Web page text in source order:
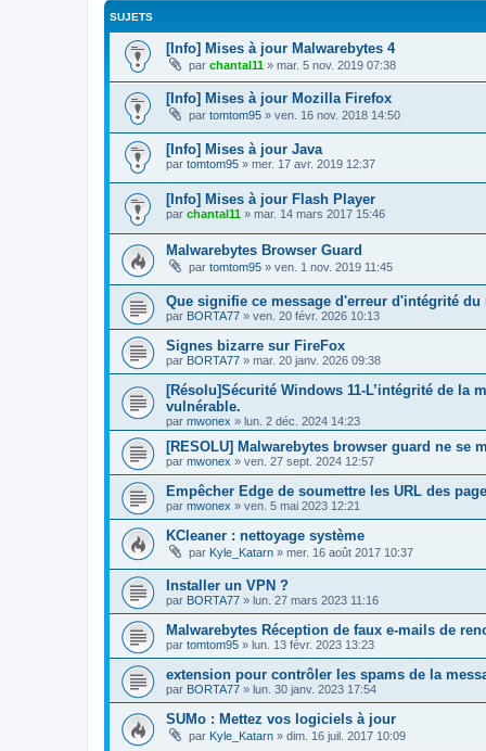
SUJETS
[Info] Mises à jour Malwarebytes 4
par chantal11 » mar. 5 nov. 2019 07:38
[Info] Mises à jour Mozilla Firefox
par tomtom95 » ven. 16 nov. 2018 14:50
[Info] Mises à jour Java
par tomtom95 » mer. 17 avr. 2019 12:37
[Info] Mises à jour Flash Player
par chantal11 » mar. 14 mars 2017 15:46
Malwarebytes Browser Guard
par tomtom95 » ven. 1 nov. 2019 11:45
Que signifie ce message d'erreur d'intégrité du
par BORTA77 » ven. 20 févr. 2026 10:13
Signes bizarre sur FireFox
par BORTA77 » mar. 20 janv. 2026 09:38
[Résolu]Sécurité Windows 11-L’intégrité de la
vulnérable.
par mwonex » lun. 2 déc. 2024 14:23
[RESOLU] Malwarebytes browser guard ne se
par mwonex » ven. 27 sept. 2024 12:57
Empêcher Edge de soumettre les URL des
par mwonex » ven. 5 mai 2023 12:21
KCleaner : nettoyage système
par Kyle_Katarn » mer. 16 août 2017 10:37
Installer un VPN ?
par BORTA77 » lun. 27 mars 2023 11:16
Malwarebytes Réception de faux e-mails de
par tomtom95 » lun. 13 févr. 2023 13:23
extension pour contrôler les spams de la
par BORTA77 » lun. 30 janv. 2023 17:54
SUMo : Mettez vos logiciels à jour
par Kyle_Katarn » dim. 16 juil. 2017 10:09